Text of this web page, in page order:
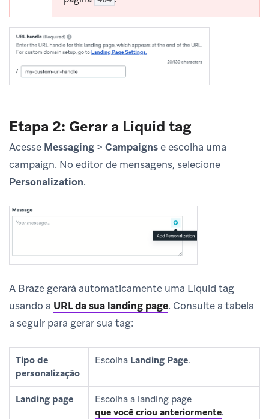
Etapa 2: Gerar a Liquid tag
Acesse Messaging > Campaignse escolha uma
campaign. No editor de mensagens, selecione
Personalization.
A Braze gerará automaticamente uma Liquid tag
usando a URL da sua landing page. Consulte a tabela
a seguir para gerar sua tag:
Tipo de
personalização
Escolha Landing Page.
Landing page
Escolha a landing page
que você criou anteriormente.